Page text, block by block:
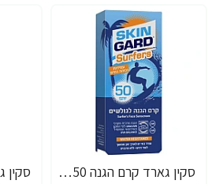
סקין גארד קרם הגנה SPF50 לגולשים לפנים 60 מ"ל - מבית SKIN GARD